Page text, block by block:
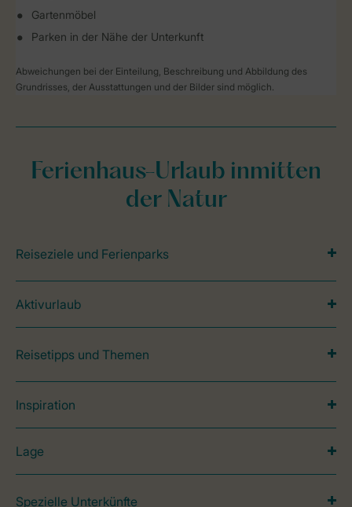
Gartenmöbel
Parken in der Nähe der Unterkunft
Abweichungen bei der Einteilung, Beschreibung und Abbildung des
Grundrisses, der Ausstattungen und der Bilder sind möglich.
Ferienhaus-Urlaub inmitten
der Natur
Reiseziele und Ferienparks
Aktivurlaub
Reisetipps und Themen
Inspiration
Lage
Spezielle Unterkünfte